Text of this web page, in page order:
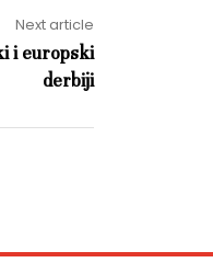
Next article
i europski
derbiji